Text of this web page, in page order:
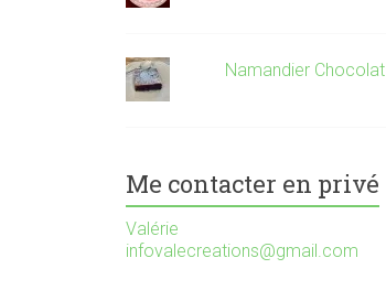
Namandier Chocolat
Me contacter en privé
Valérie
infovalecreations@gmail.com